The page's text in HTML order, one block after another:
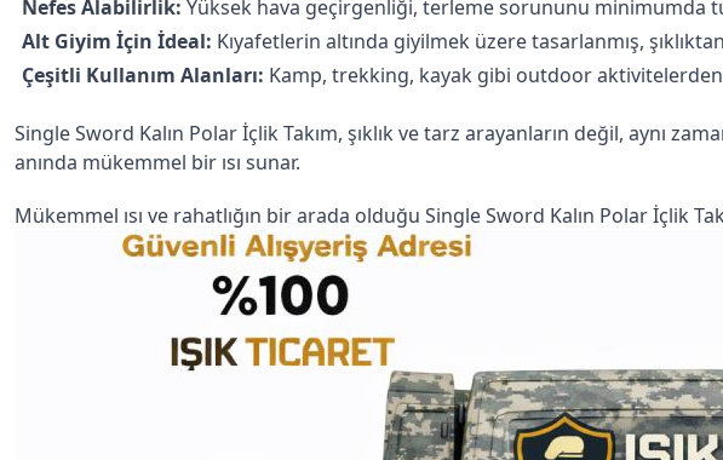
Nefes Alabilirlik: Yüksek hava geçirgenliği, terleme sorununu minimumda
Alt Giyim İçin İdeal: Kıyafetlerin altında giyilmek üzere tasarlanmış,
Çeşitli Kullanım Alanları: Kamp, trekking, kayak gibi outdoor
Single Sword Kalın Polar İçlik Takım, şıklık ve tarz arayanların değil, aynı
anında mükemmel bir ısı sunar.
Mükemmel ısı ve rahatlığın bir arada olduğu Single Sword Kalın Polar İçlik